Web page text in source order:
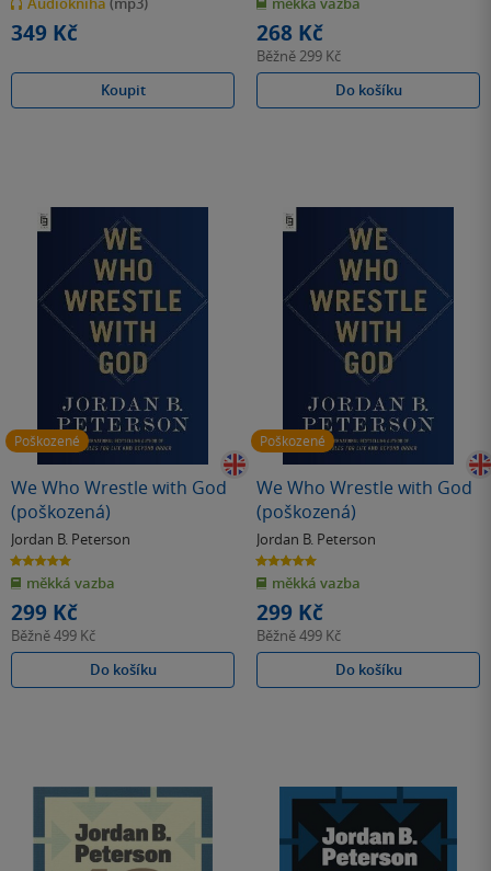
hvězdiček
349 Kč
Koupit
hvězdiček
268 Kč
Běžně299 Kč
Do košíku
Poškozené
We Who Wrestle with God
(poškozená)
Jordan B. Peterson
5.0
z
5
hvězdiček
měkká vazba
299 Kč
Běžně499 Kč
Do košíku
Poškozené
We Who Wrestle with God
(poškozená)
Jordan B. Peterson
5.0
z
5
hvězdiček
měkká vazba
299 Kč
Běžně499 Kč
Do košíku